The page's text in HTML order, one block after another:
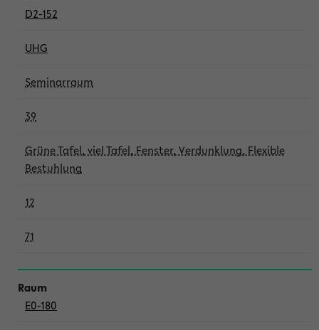
D2-152
UHG
Seminarraum
39
Grüne Tafel, viel Tafel, Fenster, Verdunklung, Flexible
Bestuhlung
12
71
E0-180